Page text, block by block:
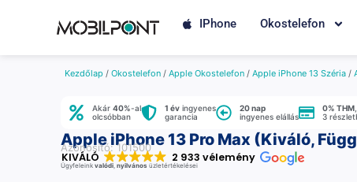
IPhone Okostelefon
Kezdőlap / Okostelefon / Apple Okostelefon / Apple iPhone 13 Széria /
Akár 40%-al
olcsóbban
1 év ingyenes
garancia
20 nap
ingyenes elállás
0% THM
3
Apple iPhone 13 Pro Max (Kiváló,
Azonosító: 101500
KIVÁLÓ 2 933 vélemény
Ügyfeleink valódi, nyilvános üzletértékelései